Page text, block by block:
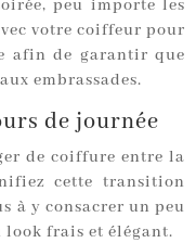
peu importe les
votre coiffeur pour
afin de garantir que
embrassades.
de journée
de coiffure entre la
cette transition
à y consacrer un peu
look frais et élégant.